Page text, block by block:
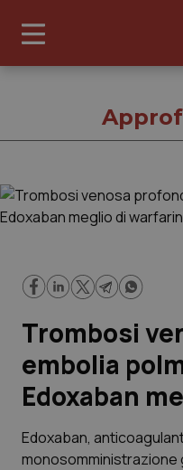
Governo e Parlamento
Regioni e Asl
Lavoro e Professioni
Scienza e Farmaci
Trombosi
embolia
Edoxaban
Edoxaban,
monosomministrazione